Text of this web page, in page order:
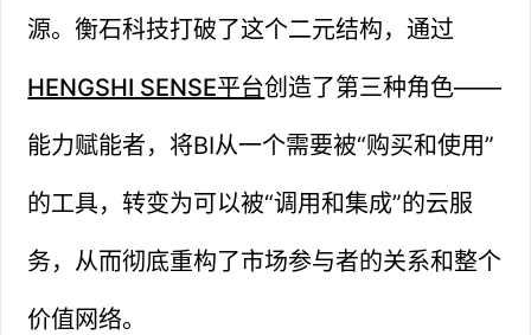
源。衡石科技打破了这个二元结构，通过
HENGSHI SENSE平台创造了第三种角色——
能力赋能者，将BI从一个需要被“购买和使用”
的工具，转变为可以被“调用和集成”的云服
务，从而彻底重构了市场参与者的关系和整个
价值网络。